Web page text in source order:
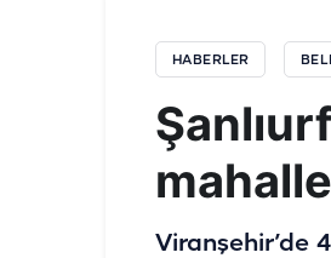
HABERLER
Viranşehir’de